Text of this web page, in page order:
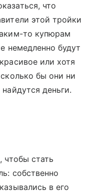
что
этой тройки
то купюрам
немедленно будут
или хотя
бы они ни
деньги.
чтобы стать
собственно
в его